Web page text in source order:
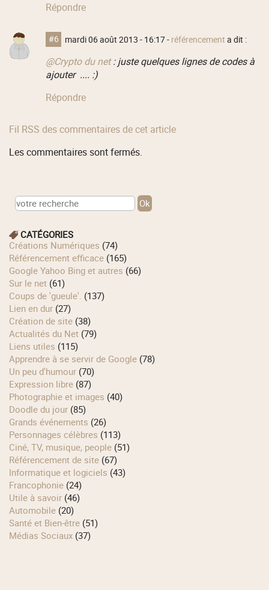
Répondre
#6 mardi 06 août 2013 - 16:17- référencement a dit :
@Crypto du net: juste quelques lignes de codes à
ajouter .... :)
Répondre
Fil RSS des commentaires de cet article
Les commentaires sont fermés.
CATÉGORIES
Créations Numériques (74)
Référencement efficace (165)
Google Yahoo Bing et autres (66)
Sur le net (61)
Coups de 'gueule'. (137)
Lien en dur (27)
Création de site (38)
Actualités du Net (79)
Liens utiles (115)
Apprendre à se servir de Google (78)
Un peu d'humour (70)
Expression libre (87)
Photographie et images (40)
Doodle du jour (85)
Grands événements (26)
Personnages célèbres (113)
Ciné, TV, musique, people (51)
Référencement de site (67)
Informatique et logiciels (43)
Francophonie (24)
Utile à savoir (46)
Automobile (20)
Santé et Bien-être (51)
Médias Sociaux (37)